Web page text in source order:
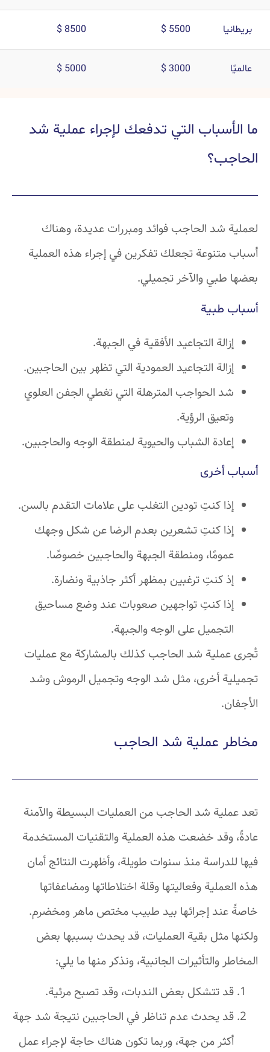
بريطانيا 5500 $
8500 $
عالميًا 3000 $
5000 $
ما الأسباب التي تدفعك لإجراء عملية شد
الحاجب؟
لعملية شد الحاجب فوائد ومبررات عديدة، وهناك
أسباب متنوعة تجعلك تفكرين في إجراء هذه العملية
بعضها طبي والآخر تجميلي.
أسباب طبية
إزالة التجاعيد الأفقية في الجبهة.
إزالة التجاعيد العمودية التي تظهر بين الحاجبين.
شد الحواجب المترهلة التي تغطي الجفن العلوي
وتعيق الرؤية.
إعادة الشباب والحيوية لمنطقة الوجه والحاجبين.
أسباب أخرى
إذا كنتِ تودين التغلب على علامات التقدم بالسن.
إذا كنتِ تشعرين بعدم الرضا عن شكل وجهك
عمومًا، ومنطقة الجبهة والحاجبين خصوصًا.
إذ كنتِ ترغبين بمظهر أكثر جاذبية ونضارة.
إذا كنتِ تواجهين صعوبات عند وضع مساحيق
التجميل على الوجه والجبهة.
تُجرى عملية شد الحاجب كذلك بالمشاركة مع عمليات
تجميلية أخرى، مثل شد الوجه وتجميل الرموش وشد
الأجفان.
مخاطر عملية شد الحاجب
تعد عملية شد الحاجب من العمليات البسيطة والآمنة
عادةً، وقد خضعت هذه العملية والتقنيات المستخدمة
فيها للدراسة منذ سنوات طويلة، وأظهرت النتائج أمان
هذه العملية وفعاليتها وقلة اختلاطاتها ومضاعفاتها
خاصةً عند إجرائها بيد طبيب مختص ماهر ومخضرم.
ولكنها مثل بقية العمليات، قد يحدث بسببها بعض
المخاطر والتأثيرات الجانبية، ونذكر منها ما يلي:
قد تتشكل بعض الندبات، وقد تصبح مرئية.
قد يحدث عدم تناظر في الحاجبين نتيجة شد جهة
أكثر من جهة، وربما تكون هناك حاجة لإجراء عمل